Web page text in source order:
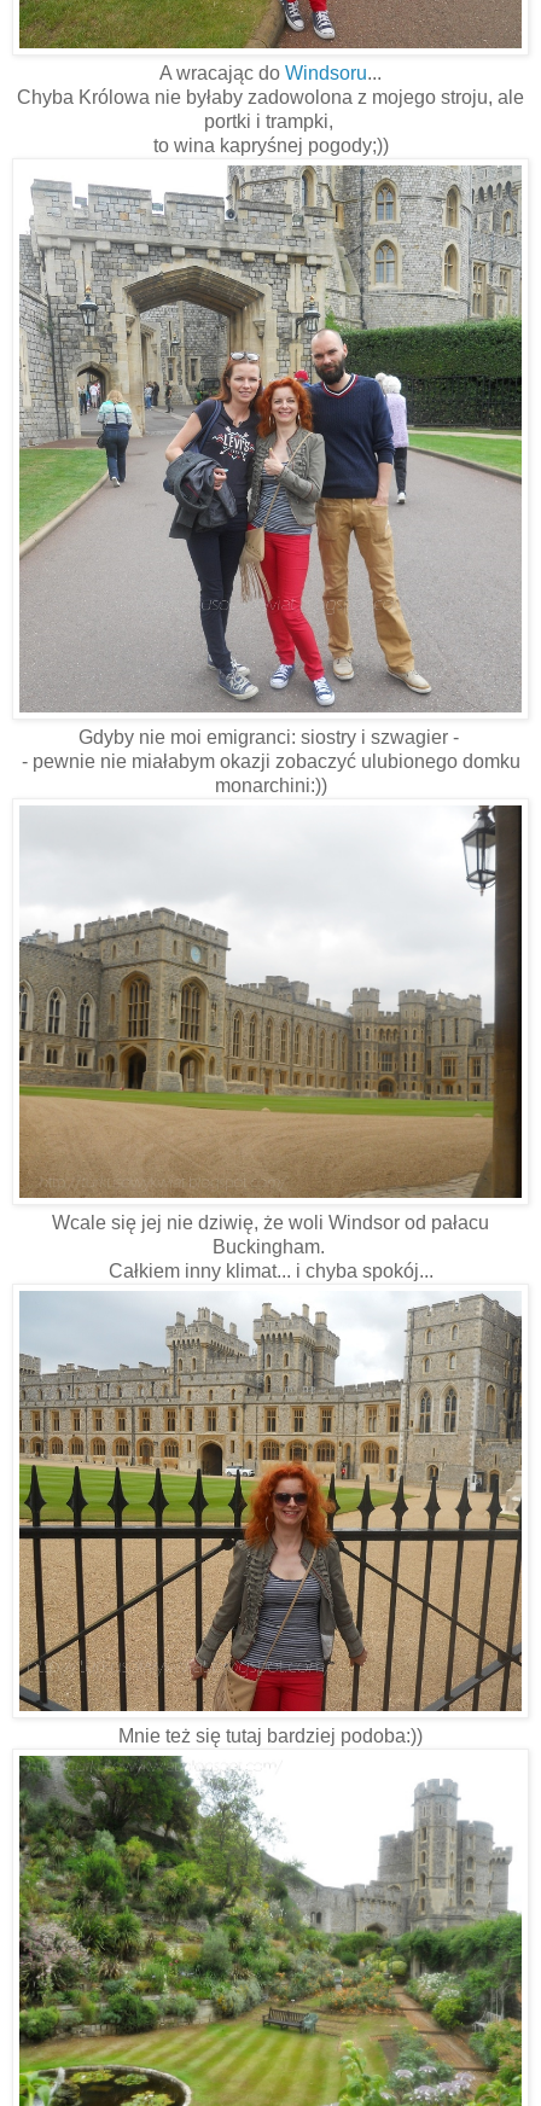
A wracając do Windsoru...
Chyba Królowa nie byłaby zadowolona z mojego stroju, ale
portki i trampki,
to wina kapryśnej pogody;))
Gdyby nie moi emigranci: siostry i szwagier -
- pewnie nie miałabym okazji zobaczyć ulubionego domku
monarchini:))
Wcale się jej nie dziwię, że woli Windsor od pałacu
Buckingham.
Całkiem inny klimat... i chyba spokój...
Mnie też się tutaj bardziej podoba:))